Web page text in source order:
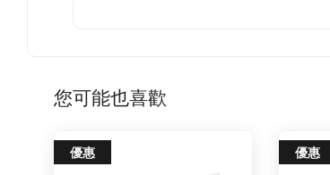
您可能也喜歡
優惠 優惠